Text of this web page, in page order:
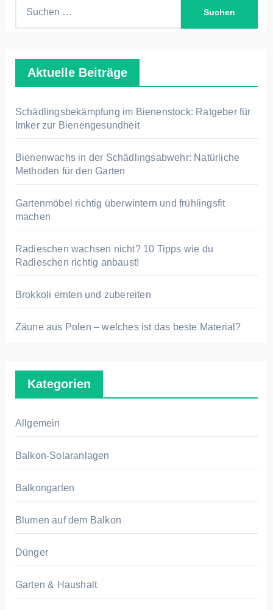
n
n
a
c
h
:
Aktuelle Beiträge
Schädlingsbekämpfung im Bienenstock: Ratgeber für
Imker zur Bienengesundheit
Bienenwachs in der Schädlingsabwehr: Natürliche
Methoden für den Garten
Gartenmöbel richtig überwintern und frühlingsfit
machen
Radieschen wachsen nicht? 10 Tipps wie du
Radieschen richtig anbaust!
Brokkoli ernten und zubereiten
Zäune aus Polen – welches ist das beste Material?
Kategorien
Allgemein
Balkon-Solaranlagen
Balkongarten
Blumen auf dem Balkon
Dünger
Garten & Haushalt